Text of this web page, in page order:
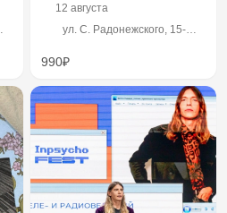
12 августа
ул. С. Радонежского, 15-
990₽